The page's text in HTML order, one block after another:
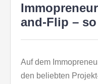
and-Flip –
Auf dem
den beliebten